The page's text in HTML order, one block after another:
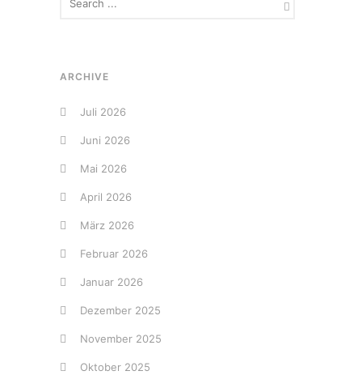
ARCHIVE
Juli 2026
Juni 2026
Mai 2026
April 2026
März 2026
Februar 2026
Januar 2026
Dezember 2025
November 2025
Oktober 2025